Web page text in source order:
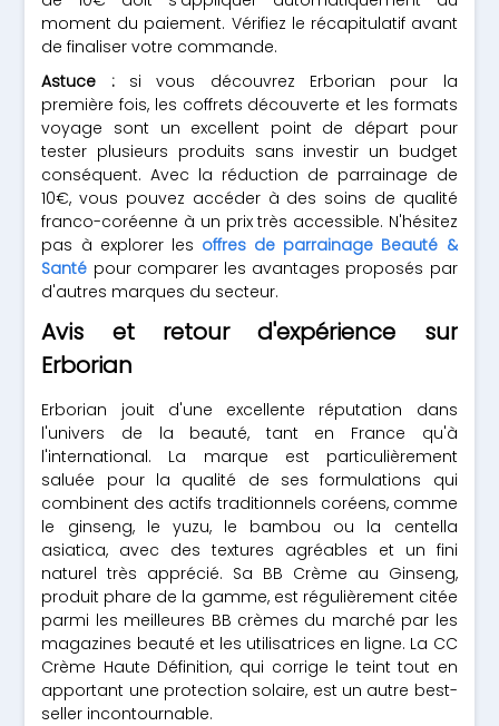
moment du paiement. Vérifiez le récapitulatif avant
de finaliser votre commande.
Astuce :si vous découvrez Erborian pour la
première fois, les coffrets découverte et les formats
voyage sont un excellent point de départ pour
tester plusieurs produits sans investir un budget
conséquent. Avec la réduction de parrainage de
10€, vous pouvez accéder à des soins de qualité
franco-coréenne à un prix très accessible. N'hésitez
pas à explorer les offres de parrainage Beauté &
Santé pour comparer les avantages proposés par
d'autres marques du secteur.
Avis et retour d'expérience sur
Erborian
Erborian jouit d'une excellente réputation dans
l'univers de la beauté, tant en France qu'à
l'international. La marque est particulièrement
saluée pour la qualité de ses formulations qui
combinent des actifs traditionnels coréens, comme
le ginseng, le yuzu, le bambou ou la centella
asiatica, avec des textures agréables et un fini
naturel très apprécié. Sa BB Crème au Ginseng,
produit phare de la gamme, est régulièrement citée
parmi les meilleures BB crèmes du marché par les
magazines beauté et les utilisatrices en ligne. La CC
Crème Haute Définition, qui corrige le teint tout en
apportant une protection solaire, est un autre best-
seller incontournable.